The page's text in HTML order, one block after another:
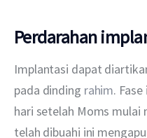
Perdarahan
Implantasi dapat
pada dinding rahim.
hari setelah Moms mulai
telah dibuahi ini